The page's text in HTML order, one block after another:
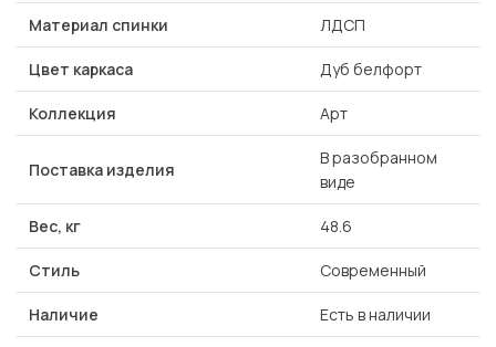
Материал спинки ЛДСП
Цвет каркаса Дуб белфорт
Коллекция Арт
Поставка изделия
В разобранном
виде
Вес, кг 48.6
Стиль Современный
Наличие Есть в наличии